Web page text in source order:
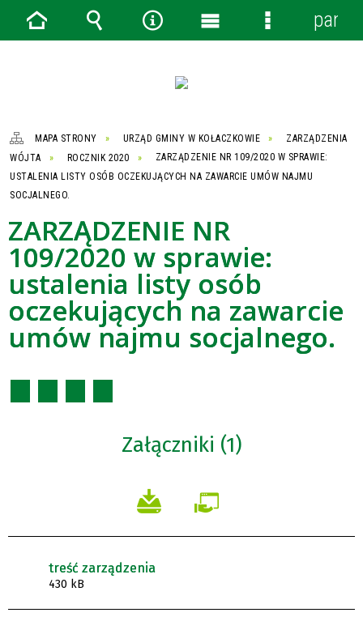
MAPA STRONY URZĄD GMINY W KOŁACZKOWIE
ZARZĄDZENIA
WÓJTA
ROCZNIK 2020
ZARZĄDZENIE NR 109/2020 W SPRAWIE:
USTALENIA LISTY OSÓB OCZEKUJĄCYCH NA ZAWARCIE UMÓW NAJMU
SOCJALNEGO.
ZARZĄDZENIE NR
109/2020 w sprawie:
ustalenia listy osób
oczekujących na zawarcie
umów najmu socjalnego.
Załączniki (1)
treść zarządzenia
430 kB
Strona Wyszukiwarka
NarzędziaMenu
Menu
panel